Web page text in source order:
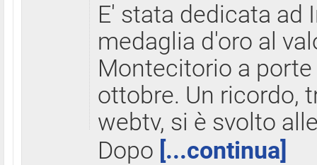
E' stata dedicata ad
medaglia d'oro al
Montecitorio a
ottobre. Un ricordo,
webtv, si è svolto
Dopo [...continua]